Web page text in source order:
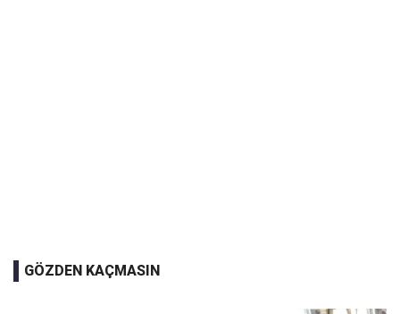
GÖZDEN KAÇMASIN